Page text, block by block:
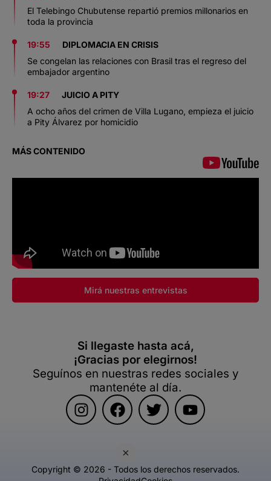
×
El Telebingo Chubutense repartió premios millonarios en
toda la provincia
19:55
DIPLOMACIA EN CRISIS
Se congelan las relaciones con Brasil tras el regreso del
embajador argentino
19:27
JUICIO A PITY
A ocho años del crimen de Villa Lugano, empieza el juicio
a Pity Álvarez por homicidio
MÁS CONTENIDO
Mirá nuestras entrevistas
Si llegaste hasta acá,
¡Gracias por elegirnos!
Seguínos en nuestras redes sociales y
mantenéte al día.
Copyright © 2026 - Todos los derechos reservados.